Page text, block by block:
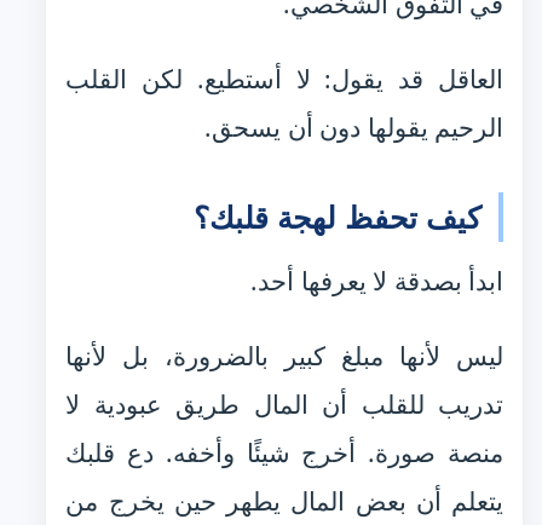
العاقل قد يقول: لا أستطيع. لكن القلب
الرحيم يقولها دون أن يسحق.
كيف تحفظ لهجة قلبك؟
ابدأ بصدقة لا يعرفها أحد.
ليس لأنها مبلغ كبير بالضرورة، بل لأنها
تدريب للقلب أن المال طريق عبودية لا
منصة صورة. أخرج شيئًا وأخفه. دع قلبك
يتعلم أن بعض المال يطهر حين يخرج من